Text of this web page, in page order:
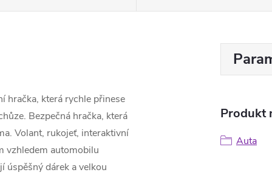
hračka, která rychle přinese
Bezpečná hračka, která
Volant, rukojeť, interaktivní
vzhledem automobilu
úspěšný dárek a velkou
Produkt
Auta